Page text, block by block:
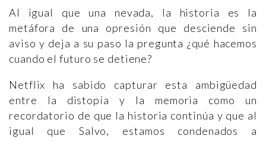
Al igual que una nevada, la historia es la
metáfora de una opresión que desciende sin
aviso y deja a su paso la pregunta ¿qué hacemos
cuando el futuro se detiene?
Netflix ha sabido capturar esta ambigüedad
entre la distopía y la memoria como un
recordatorio de que la historia continúa y que al
igual que Salvo, estamos condenados a